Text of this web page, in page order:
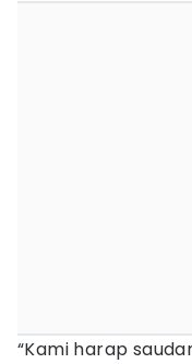
“Kami harap